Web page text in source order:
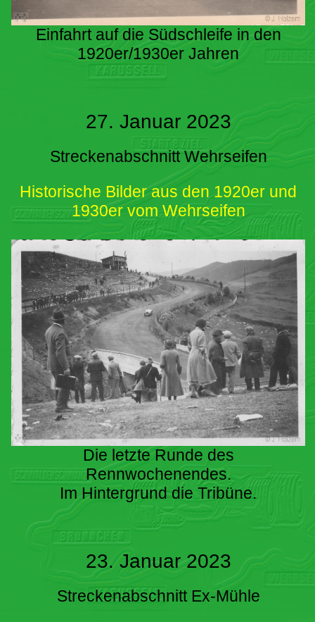
Einfahrt auf die Südschleife in den
1920er/1930er Jahren
27. Januar 2023
Streckenabschnitt Wehrseifen
Historische Bilder aus den 1920er und
1930er vom Wehrseifen
Die letzte Runde des
Rennwochenendes.
Im Hintergrund die Tribüne.
23. Januar 2023
Streckenabschnitt Ex-Mühle